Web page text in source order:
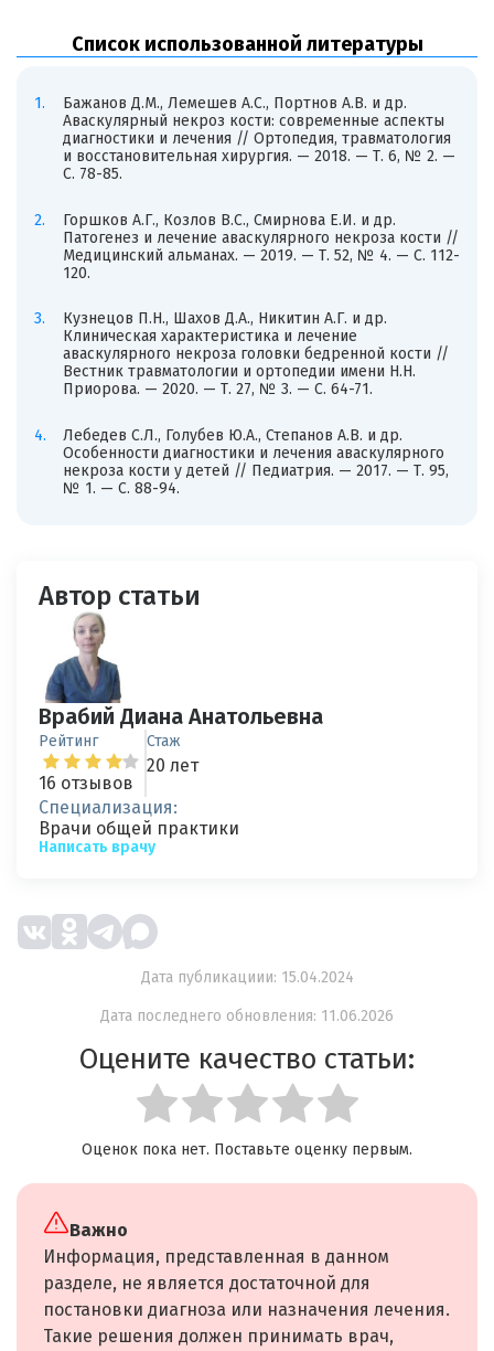
Список использованной литературы
Бажанов Д.М., Лемешев А.С., Портнов А.В. и др.
Аваскулярный некроз кости: современные аспекты
диагностики и лечения // Ортопедия, травматология
и восстановительная хирургия. — 2018. — Т. 6, № 2. —
С. 78-85.
Горшков А.Г., Козлов В.С., Смирнова Е.И. и др.
Патогенез и лечение аваскулярного некроза кости //
Медицинский альманах. — 2019. — Т. 52, № 4. — С. 112-
120.
Кузнецов П.Н., Шахов Д.А., Никитин А.Г. и др.
Клиническая характеристика и лечение
аваскулярного некроза головки бедренной кости //
Вестник травматологии и ортопедии имени Н.Н.
Приорова. — 2020. — Т. 27, № 3. — С. 64-71.
Лебедев С.Л., Голубев Ю.А., Степанов А.В. и др.
Особенности диагностики и лечения аваскулярного
некроза кости у детей // Педиатрия. — 2017. — Т. 95,
№ 1. — С. 88-94.
Автор статьи
Врабий Диана Анатольевна
Рейтинг
16 отзывов
Стаж
20 лет
Специализация:
Врачи общей практики
Написать врачу
Дата публикациии: 15.04.2024
Дата последнего обновления: 11.06.2026
Оцените качество статьи:
Оценок пока нет. Поставьте оценку первым.
Важно
Информация, представленная в данном
разделе, не является достаточной для
постановки диагноза или назначения лечения.
Такие решения должен принимать врач,